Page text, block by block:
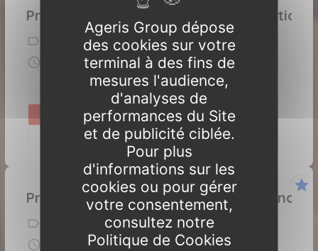
Préparation à l’examen de certification
référence : rgpdcertifdpo
présentiel - distanciel
Programme et sessions
Contactez nous
Appelez nous
Privacy by design : prise en compte
référence : rgpdpbd
présentiel - distanciel
star
Ageris Group dépose
des cookies sur votre
terminal à des fins de
mesures l'audience,
d'analyses de
performances du Site
et de publicité ciblée.
Pour plus
d'informations sur les
cookies ou pour gérer
votre consentement,
consultez notre
Politique de Cookies